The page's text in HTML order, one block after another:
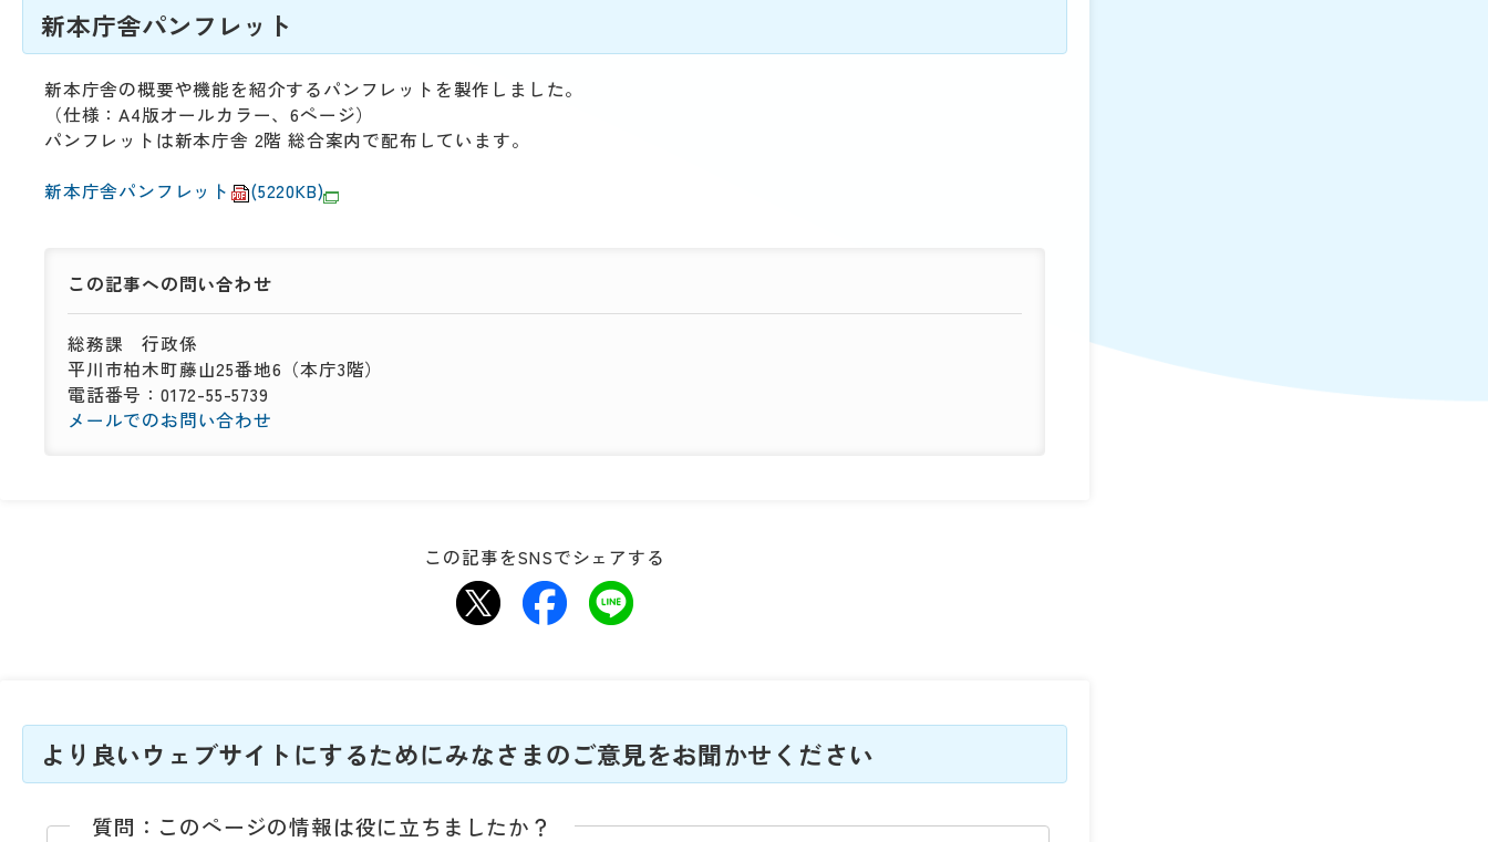
新本庁舎パンフレット
新本庁舎の概要や機能を紹介するパンフレットを製作しました。
（仕様：A4版オールカラー、6ページ）
パンフレットは新本庁舎 2階 総合案内で配布しています。
新本庁舎パンフレット
(5220KB)
この記事への問い合わせ
総務課 行政係
平川市柏木町藤山25番地6（本庁3階）
電話番号：0172-55-5739
メールでのお問い合わせ
この記事をSNSでシェアする
より良いウェブサイトにするためにみなさまのご意見をお聞かせください
質問：このページの情報は役に立ちましたか？